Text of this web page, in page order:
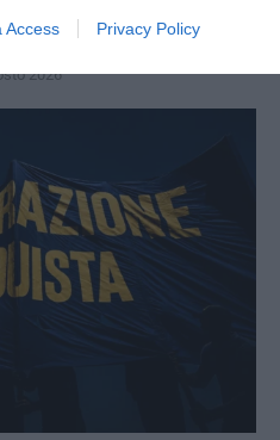
Access Privacy Policy
di Parma: quando
copia il fascismo
2026